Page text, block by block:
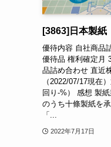
[3863]日本製紙
優待内容 自社商品
優待品 権利確定月
品詰め合わせ 直近
（2022/07/17現在
回り-%） 感想 製
のうち十條製紙を
「...
2022年7月17日